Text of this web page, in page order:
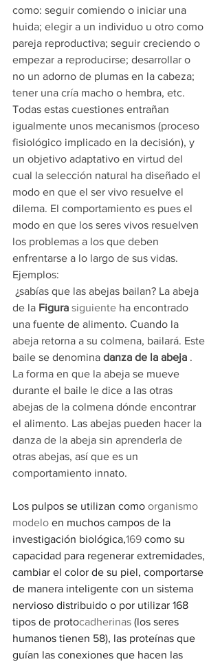
como: seguir comiendo o iniciar una
huida; elegir a un individuo u otro como
pareja reproductiva; seguir creciendo o
empezar a reproducirse; desarrollar o
no un adorno de plumas en la cabeza;
tener una cría macho o hembra, etc.
Todas estas cuestiones entrañan
igualmente unos mecanismos (proceso
fisiológico implicado en la decisión), y
un objetivo adaptativo en virtud del
cual la selección natural ha diseñado el
modo en que el ser vivo resuelve el
dilema. El comportamiento es pues el
modo en que los seres vivos resuelven
los problemas a los que deben
enfrentarse a lo largo de sus vidas.
Ejemplos:
de la Figura siguiente ha encontrado
una fuente de alimento. Cuando la
abeja retorna a su colmena, bailará. Este
baile se denomina danza de la abeja .
La forma en que la abeja se mueve
durante el baile le dice a las otras
abejas de la colmena dónde encontrar
el alimento. Las abejas pueden hacer la
danza de la abeja sin aprenderla de
otras abejas, así que es un
comportamiento innato.
Los pulpos se utilizan como organismo
modelo en muchos campos de la
investigación biológica,169 ​ como su
capacidad para regenerar extremidades,
cambiar el color de su piel, comportarse
de manera inteligente con un sistema
nervioso distribuido o por utilizar 168
tipos de protocadherinas (los seres
humanos tienen 58), las proteínas que
guían las conexiones que hacen las